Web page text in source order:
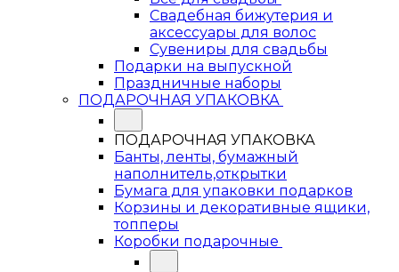
Свадебная бижутерия и
аксессуары для волос
Сувениры для свадьбы
Подарки на выпускной
Праздничные наборы
ПОДАРОЧНАЯ УПАКОВКА
ПОДАРОЧНАЯ УПАКОВКА
Банты, ленты, бумажный
наполнитель,открытки
Бумага для упаковки подарков
Корзины и декоративные ящики,
топперы
Коробки подарочные